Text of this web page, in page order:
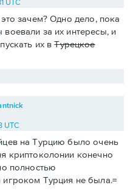
UTC
зачем? Одно дело, пока
за их интересы, и
их вТурецкое
UTC
на Турцию было очень
криптоколонии конечно
полностью
игроком Турция не была.=